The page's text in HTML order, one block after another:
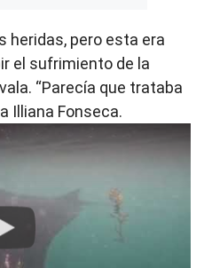
heridas, pero esta era
el sufrimiento de la
“Parecía que trataba
Illiana Fonseca.
Play